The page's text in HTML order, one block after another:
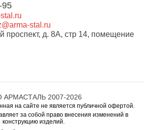
95
stal.ru
проспект, д. 8А, стр 14, помещение
2007-2026
на сайте не является публичной офертой.
за собой право внесения изменений в
конструкцию изделий.